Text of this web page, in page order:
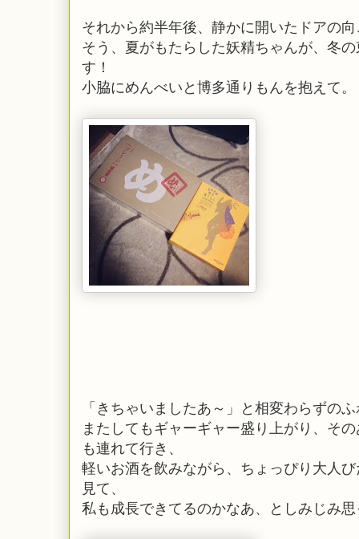
それから約半年後、静かに開いたドアの
そう、夏がもたらした妖精ちゃんが、冬
す！
小脇にめんべいと博多通りもんを抱えて。
「きちゃいましたあ～」と相変わらずの
またしてもギャーギャー盛り上がり、そ
も連れて行き、
軽いお酒を飲みながら、ちょっぴり大人
見て、
私も成長できてるのかなあ、としみじみ